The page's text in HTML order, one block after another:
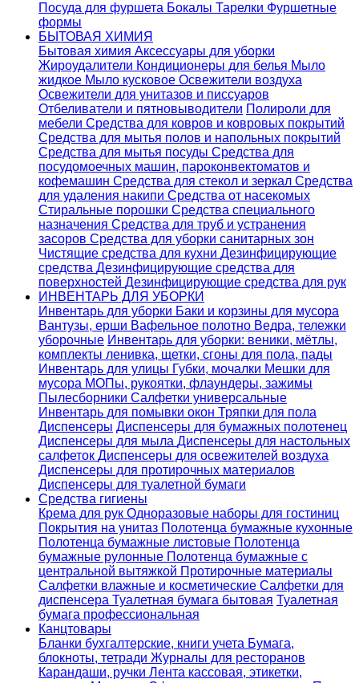
Посуда для фуршета Бокалы Тарелки Фуршетные
формы
БЫТОВАЯ ХИМИЯ
Бытовая химия Аксессуары для уборки
Жироудалители Кондиционеры для белья Мыло
жидкое Мыло кусковое Освежители воздуха
Освежители для унитазов и писсуаров
Отбеливатели и пятновыводители Полироли для
мебели Средства для ковров и ковровых покрытий
Средства для мытья полов и напольных покрытий
Средства для мытья посуды Средства для
посудомоечных машин, пароконвектоматов и
кофемашин Средства для стекол и зеркал Средства
для удаления накипи Средства от насекомых
Стиральные порошки Cредства специального
назначения Средства для труб и устранения
засоров Средства для уборки санитарных зон
Чистящие средства для кухни Дезинфицирующие
средства Дезинфицирующие средства для
поверхностей Дезинфицирующие средства для рук
ИНВЕНТАРЬ ДЛЯ УБОРКИ
Инвентарь для уборки Баки и корзины для мусора
Вантузы, ерши Вафельное полотно Ведра, тележки
уборочные Инвентарь для уборки: веники, мётлы,
комплекты ленивка, щетки, сгоны для пола, пады
Инвентарь для улицы Губки, мочалки Мешки для
мусора МОПы, рукоятки, флаундеры, зажимы
Пылесборники Салфетки универсальные
Инвентарь для помывки окон Тряпки для пола
Диспенсеры Диспенсеры для бумажных полотенец
Диспенсеры для мыла Диспенсеры для настольных
салфеток Диспенсеры для освежителей воздуха
Диспенсеры для протирочных материалов
Диспенсеры для туалетной бумаги
Средства гигиены
Крема для рук Одноразовые наборы для гостиниц
Покрытия на унитаз Полотенца бумажные кухонные
Полотенца бумажные листовые Полотенца
бумажные рулонные Полотенца бумажные с
центральной вытяжкой Протирочные материалы
Салфетки влажные и косметические Салфетки для
диспенсера Туалетная бумага бытовая Туалетная
бумага профессиональная
Канцтовары
Бланки бухгалтерские, книги учета Бумага,
блокноты, тетради Журналы для ресторанов
Карандаши, ручки Лента кассовая, этикетки,